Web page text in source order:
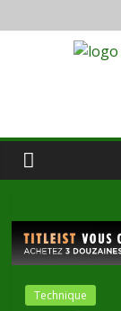
Technique